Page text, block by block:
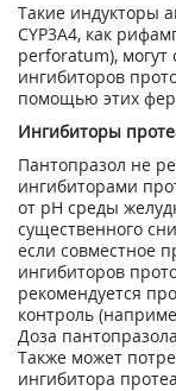
Такие индукторы
CYP3A4, как
perforatum),
ингибиторов
помощью этих
Ингибиторы
Пантопразол не
ингибиторами
от pH среды
существенного
если совместное
ингибиторов
рекомендуется
контроль
Доза
Также может
ингибитора